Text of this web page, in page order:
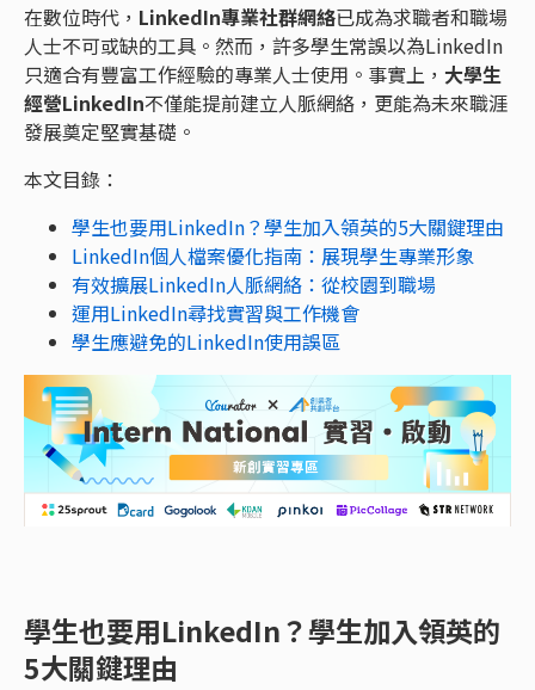
在數位時代， LinkedIn專業社群網絡已成為求職者和職場
人士不可或缺的工具。然而，許多學生常誤以為LinkedIn
只適合有豐富工作經驗的專業人士使用。事實上， 大學生
經營LinkedIn不僅能提前建立人脈網絡，更能為未來職涯
發展奠定堅實基礎。
本文目錄：
學生也要用LinkedIn？學生加入領英的5大關鍵理由
LinkedIn個人檔案優化指南：展現學生專業形象
有效擴展LinkedIn人脈網絡：從校園到職場
運用LinkedIn尋找實習與工作機會
學生應避免的LinkedIn使用誤區
學生也要用LinkedIn？學生加入領英的
5大關鍵理由